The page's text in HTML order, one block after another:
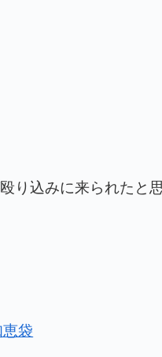
り込みに来られたと
袋